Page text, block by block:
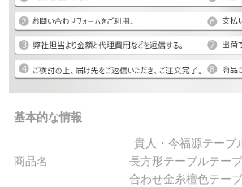
基本的な情報
商品名
貴人・今福源テーブ
長方形テーブルテー
合わせ金糸檀色テー